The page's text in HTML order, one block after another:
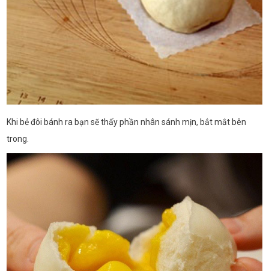
Khi bẻ đôi bánh ra bạn sẽ thấy phần nhân sánh mịn, bắt mắt bên
trong.